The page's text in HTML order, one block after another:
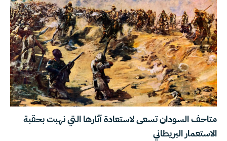
متاحف السودان تسعى لاستعادة آثارها التي نهبت بحقبة
الاستعمار البريطاني